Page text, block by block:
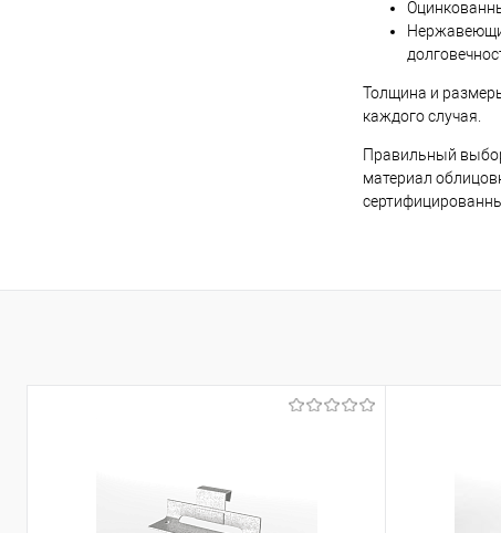
Толщина и
каждого случая.
Правильный
материал